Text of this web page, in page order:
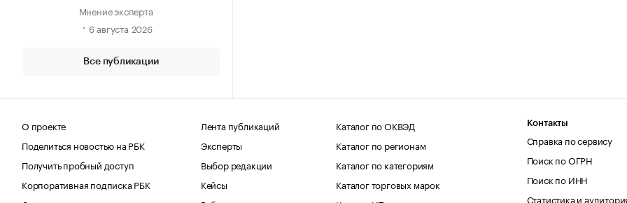
Мнение эксперта
6 августа 2026
Все публикации
О проекте
Поделиться новостью на РБК
Получить пробный доступ
Корпоративная подписка РБК
Лента публикаций
Эксперты
Выбор редакции
Кейсы
Каталог по ОКВЭД
Каталог по регионам
Каталог по категориям
Каталог торговых марок
Контакты
Справка по сервису
Поиск по ОГРН
Поиск по ИНН
Статистика и